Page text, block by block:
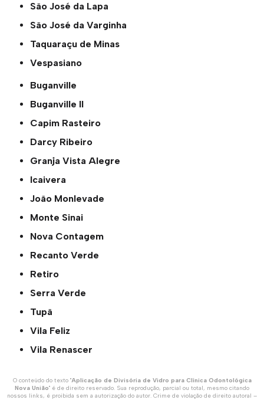
São José da Lapa
São José da Varginha
Taquaraçu de Minas
Vespasiano
Buganville
Buganville ll
Capim Rasteiro
Darcy Ribeiro
Granja Vista Alegre
Icaivera
João Monlevade
Monte Sinai
Nova Contagem
Recanto Verde
Retiro
Serra Verde
Tupã
Vila Feliz
Vila Renascer
O conteúdo do texto "Aplicação de Divisória de Vidro para Clínica Odontológica
Nova União" é de direito reservado. Sua reprodução, parcial ou total, mesmo citando
nossos links, é proibida sem a autorização do autor. Crime de violação de direito autoral –